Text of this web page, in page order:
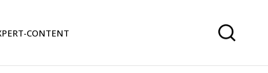
CONTENT